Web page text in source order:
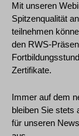
Mit unseren
Spitzenqualität
teilnehmen
den RWS-
Zertifikate.
Immer auf dem
bleiben Sie stets
für unseren